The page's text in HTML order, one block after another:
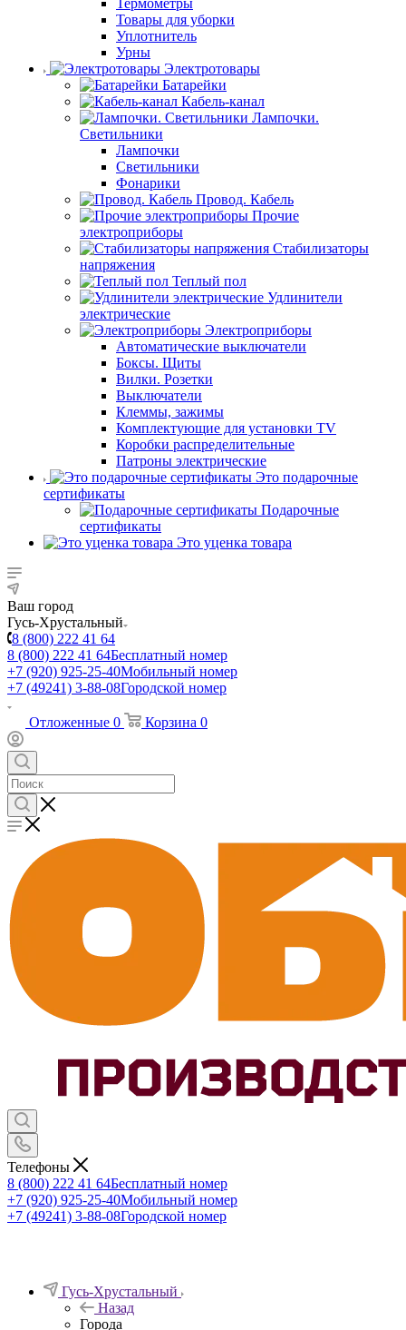
Термометры
Товары для уборки
Уплотнитель
Урны
Электротовары
Батарейки
Кабель-канал
Лампочки.
Светильники
Лампочки
Светильники
Фонарики
Провод. Кабель
Прочие
электроприборы
Стабилизаторы
напряжения
Теплый пол
Удлинители
электрические
Электроприборы
Автоматические выключатели
Боксы. Щиты
Вилки. Розетки
Выключатели
Клеммы, зажимы
Комплектующие для установки TV
Коробки распределительные
Патроны электрические
Это подарочные
сертификаты
Подарочные
сертификаты
Это уценка товара
Ваш город
Гусь-Хрустальный
8 (800) 222 41 64
8 (800) 222 41 64Бесплатный номер
+7 (920) 925-25-40Мобильный номер
+7 (49241) 3-88-08Городской номер
Отложенные 0 Корзина 0
Телефоны
8 (800) 222 41 64Бесплатный номер
+7 (920) 925-25-40Мобильный номер
+7 (49241) 3-88-08Городской номер
Гусь-Хрустальный
Назад
Города